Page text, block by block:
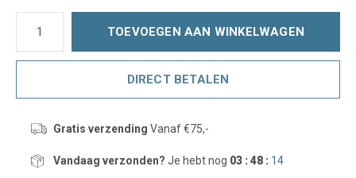
TOEVOEGEN AAN WINKELWAGEN
DIRECT BETALEN
Gratis verzending Vanaf €75,-
Vandaag verzonden? Je hebt nog 03 : 48 : 14